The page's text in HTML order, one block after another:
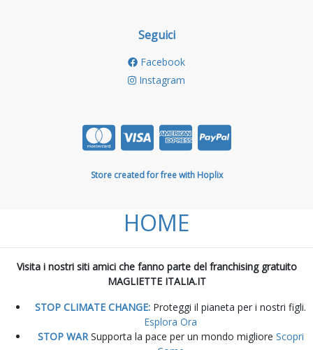
Seguici
Facebook
Instagram
Store created for free with Hoplix
HOME
Visita i nostri siti amici che fanno parte del franchising gratuito
MAGLIETTE ITALIA.IT
STOP CLIMATE CHANGE: Proteggi il pianeta per i nostri figli.
Esplora Ora
STOP WARSupporta la pace per un mondo migliore Scopri